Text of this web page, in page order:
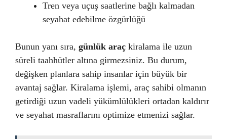
Tren veya uçuş saatlerine bağlı kalmadan
seyahat edebilme özgürlüğü
Bunun yanı sıra, günlük araç kiralama ile uzun
süreli taahhütler altına girmezsiniz. Bu durum,
değişken planlara sahip insanlar için büyük bir
avantaj sağlar. Kiralama işlemi, araç sahibi olmanın
getirdiği uzun vadeli yükümlülükleri ortadan kaldırır
ve seyahat masraflarını optimize etmenizi sağlar.